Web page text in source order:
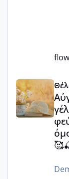
Αύγουστος